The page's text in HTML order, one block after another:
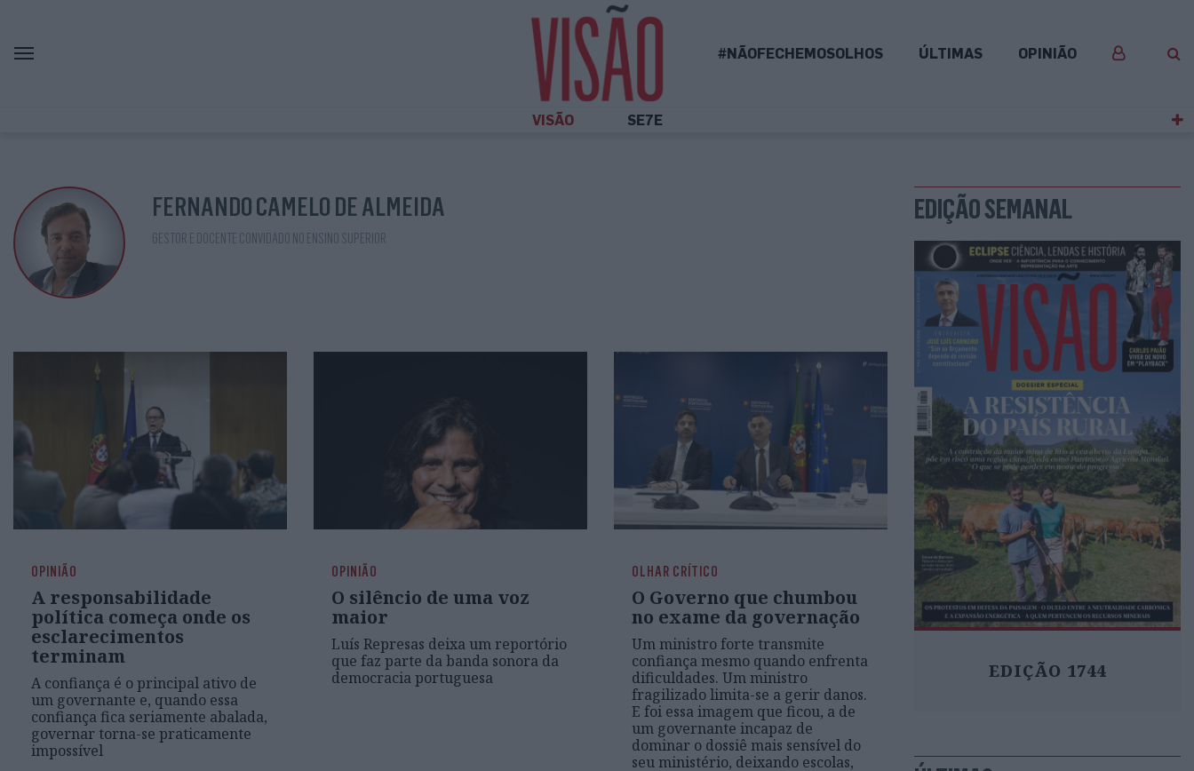
#NÃOFECHEMOSOLHOS ÚLTIMAS OPINIÃO
VISÃO SE7E
FERNANDO CAMELO DE ALMEIDA
GESTOR E DOCENTE CONVIDADO NO ENSINO SUPERIOR
OPINIÃO
A responsabilidade
política começa onde os
esclarecimentos
terminam
A confiança é o principal ativo de
um governante e, quando essa
confiança fica seriamente abalada,
governar torna-se praticamente
impossível
OPINIÃO
O silêncio de uma voz
maior
Luís Represas deixa um reportório
que faz parte da banda sonora da
democracia portuguesa
OLHAR CRÍTICO
O Governo que chumbou
no exame da governação
Um ministro forte transmite
confiança mesmo quando enfrenta
dificuldades. Um ministro
fragilizado limita-se a gerir danos.
E foi essa imagem que ficou, a de
um governante incapaz de
dominar o dossiê mais sensível do
seu ministério, deixando escolas,
EDIÇÃO SEMANAL
EDIÇÃO 1744